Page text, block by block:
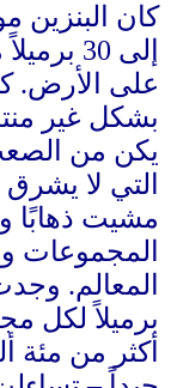
كان
إلى 30
على الأرض.
بشكل غير
يكن من
التي لا يشرق
مشيت ذهابًا
المجموعات
المعالم.
برميلاً لكل
أكثر من مئة